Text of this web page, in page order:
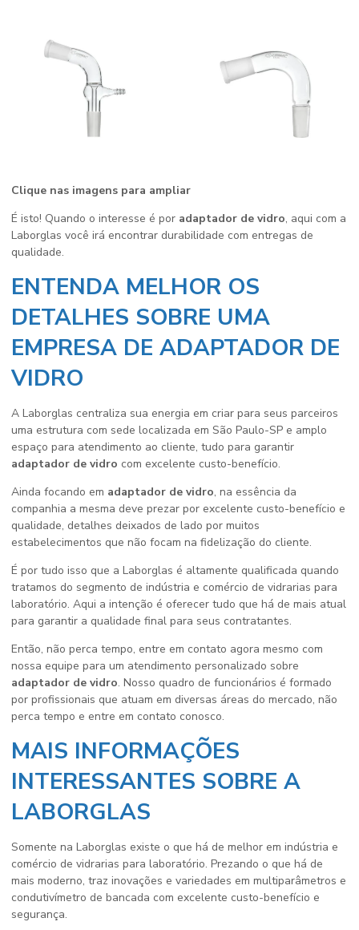
Clique nas imagens para ampliar
É isto! Quando o interesse é por adaptador de vidro, aqui com a
Laborglas você irá encontrar durabilidade com entregas de
qualidade.
ENTENDA MELHOR OS
DETALHES SOBRE UMA
EMPRESA DE ADAPTADOR DE
VIDRO
A Laborglas centraliza sua energia em criar para seus parceiros
uma estrutura com sede localizada em São Paulo-SP e amplo
espaço para atendimento ao cliente, tudo para garantir
adaptador de vidro com excelente custo-benefício.
Ainda focando em adaptador de vidro, na essência da
companhia a mesma deve prezar por excelente custo-benefício e
qualidade, detalhes deixados de lado por muitos
estabelecimentos que não focam na fidelização do cliente.
É por tudo isso que a Laborglas é altamente qualificada quando
tratamos do segmento de indústria e comércio de vidrarias para
laboratório. Aqui a intenção é oferecer tudo que há de mais atual
para garantir a qualidade final para seus contratantes.
Então, não perca tempo, entre em contato agora mesmo com
nossa equipe para um atendimento personalizado sobre
adaptador de vidro. Nosso quadro de funcionários é formado
por profissionais que atuam em diversas áreas do mercado, não
perca tempo e entre em contato conosco.
MAIS INFORMAÇÕES
INTERESSANTES SOBRE A
LABORGLAS
Somente na Laborglas existe o que há de melhor em indústria e
comércio de vidrarias para laboratório. Prezando o que há de
mais moderno, traz inovações e variedades em multiparâmetros e
condutivímetro de bancada com excelente custo-benefício e
segurança.